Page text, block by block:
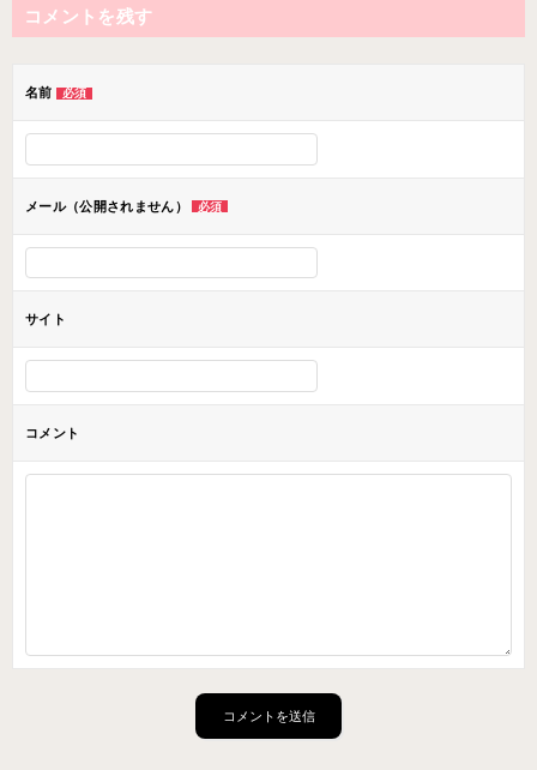
ビ
ョ
ン
コメントを残す
名前 必須
メール（公開されません） 必須
サイト
コメント